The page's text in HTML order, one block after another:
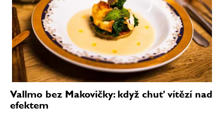
Vallmo bez Makovičky: když chuť vítězí nad
efektem